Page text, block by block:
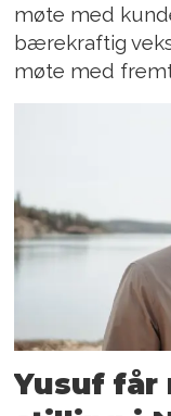
møte med
bærekraftig
møte med
Yusuf